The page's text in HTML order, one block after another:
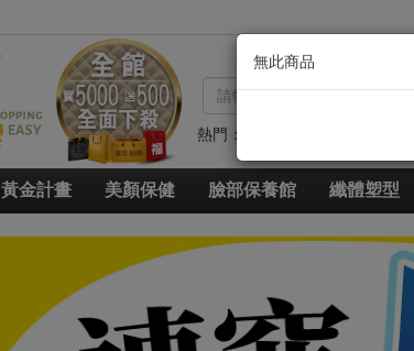
熱門：
脈衝光超導美白奇肌青春露 久賜良吾
黃金計畫 美顏保健 臉部保養館 纖體塑型
無此商品